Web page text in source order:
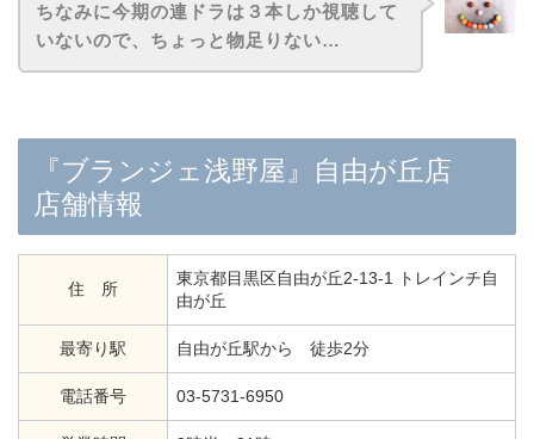
ちなみに今期の連ドラは３本しか視聴して
いないので、ちょっと物足りない…
『ブランジェ浅野屋』自由が丘店
店舗情報
住 所
東京都目黒区自由が丘2-13-1 トレインチ自
由が丘
最寄り駅 自由が丘駅から 徒歩2分
電話番号 03-5731-6950